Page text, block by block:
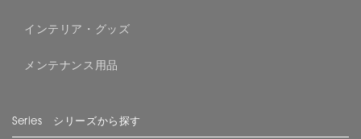
インテリア・グッズ
メンテナンス用品
Series シリーズから探す